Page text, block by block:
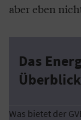
aber eben
Das
Überblick
Was bietet der